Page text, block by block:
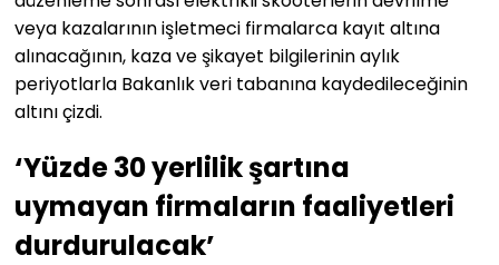
veya kazalarının işletmeci firmalarca kayıt altına
alınacağının, kaza ve şikayet bilgilerinin aylık
periyotlarla Bakanlık veri tabanına kaydedileceğinin
altını çizdi.
‘Yüzde 30 yerlilik şartına
uymayan firmaların faaliyetleri
durdurulacak’